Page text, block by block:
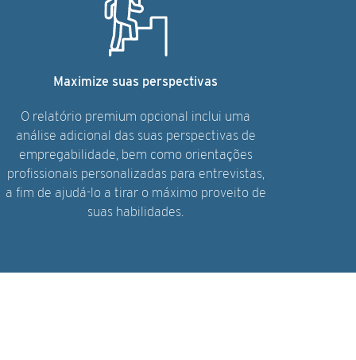
Maximize suas perspectivas
O relatório premium opcional inclui uma
análise adicional das suas perspectivas de
empregabilidade, bem como orientações
profissionais personalizadas para entrevistas,
a fim de ajudá-lo a tirar o máximo proveito de
suas habilidades.